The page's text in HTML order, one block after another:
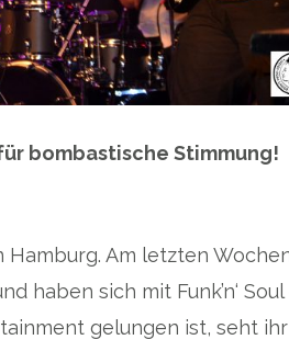
bombastische Stimmung!
Hamburg. Am letzten
haben sich mit Funk’n‘
gelungen ist, seht